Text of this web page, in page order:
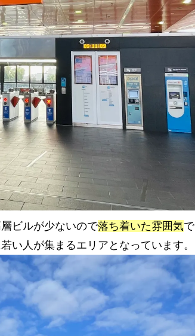
ビルが少ないので落ち着いた雰囲気で
い人が集まるエリアとなっています。